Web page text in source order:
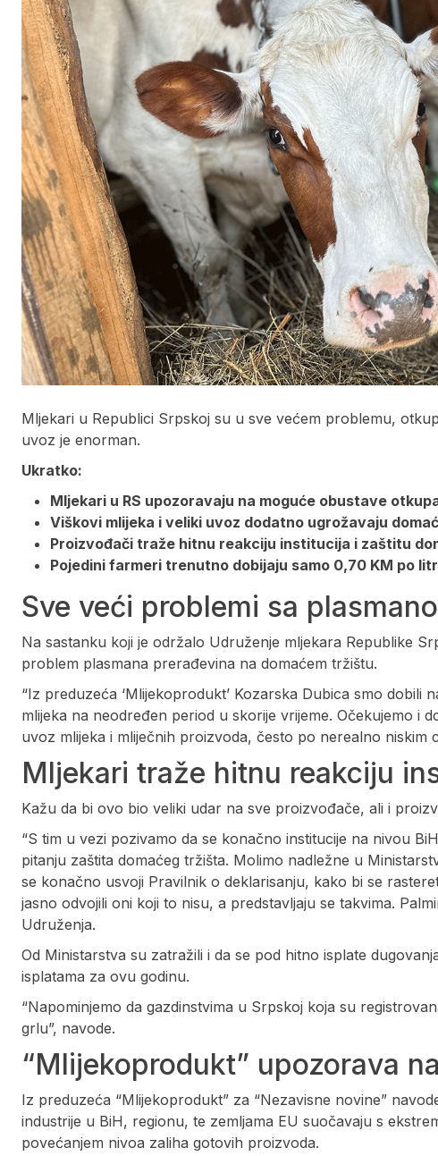
Mljekari u Republici Srpskoj su u sve većem problemu,
uvoz je enorman.
Ukratko:
Mljekari u RS upozoravaju na moguće obustave
Viškovi mlijeka i veliki uvoz dodatno ugrožavaju
Proizvođači traže hitnu reakciju institucija i zaštitu
Pojedini farmeri trenutno dobijaju samo 0,70 KM po
Sve veći problemi sa
Na sastanku koji je održalo Udruženje mljekara Republike
problem plasmana prerađevina na domaćem tržištu.
“Iz preduzeća ‘Mlijekoprodukt’ Kozarska Dubica smo
mlijeka na neodređen period u skorije vrijeme. Očekujemo i
uvoz mlijeka i mliječnih proizvoda, često po nerealno niskim
Mljekari traže hitnu reakciju
Kažu da bi ovo bio veliki udar na sve proizvođače, ali i
“S tim u vezi pozivamo da se konačno institucije na nivou
pitanju zaštita domaćeg tržišta. Molimo nadležne u
se konačno usvoji Pravilnik o deklarisanju, kako bi se
jasno odvojili oni koji to nisu, a predstavljaju se takvima.
Udruženja.
Od Ministarstva su zatražili i da se pod hitno isplate
isplatama za ovu godinu.
“Napominjemo da gazdinstvima u Srpskoj koja su
grlu”, navode.
“Mlijekoprodukt” upozorava
Iz preduzeća “Mlijekoprodukt” za “Nezavisne novine”
industrije u BiH, regionu, te zemljama EU suočavaju s
povećanjem nivoa zaliha gotovih proizvoda.